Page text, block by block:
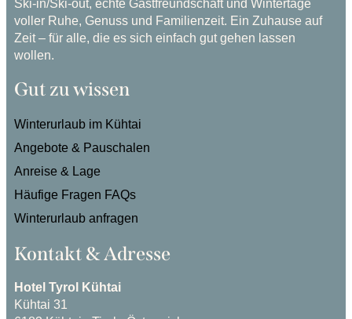
Ski-in/Ski-out, echte Gastfreundschaft und Wintertage
voller Ruhe, Genuss und Familienzeit. Ein Zuhause auf
Zeit – für alle, die es sich einfach gut gehen lassen
wollen.
Gut zu wissen
Winterurlaub im Kühtai
Angebote & Pauschalen
Anreise & Lage
Häufige Fragen FAQs
Winterurlaub anfragen
Kontakt & Adresse
Hotel Tyrol Kühtai
Kühtai 31